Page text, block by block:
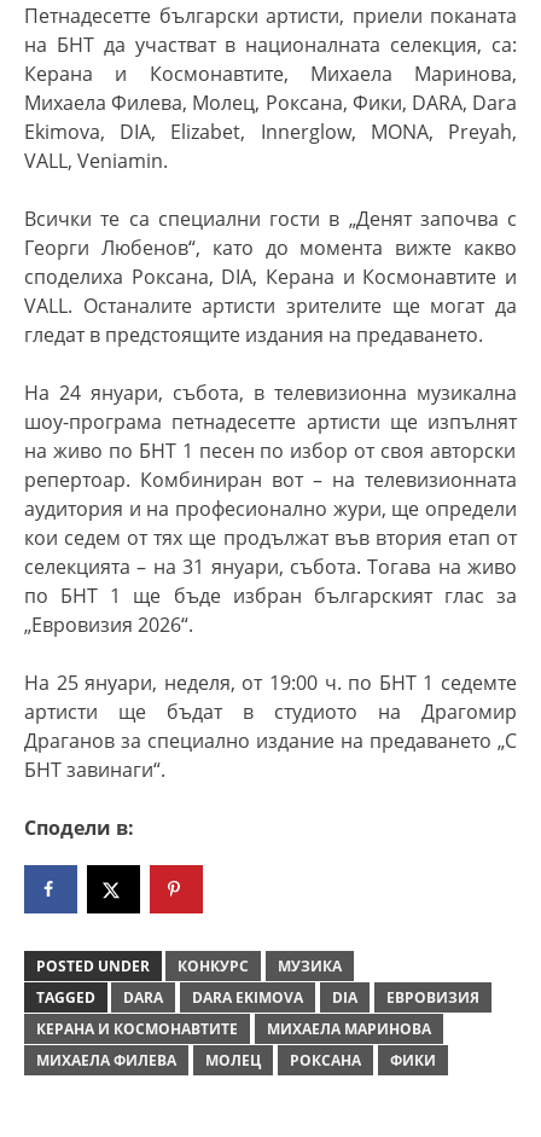
Петнадесетте български артисти, приели поканата
на БНТ да участват в националната селекция, са:
Керана и Космонавтите, Михаела Маринова,
Михаела Филева, Молец, Роксана, Фики, DARA, Dara
Ekimova, DIA, Elizabet, Innerglow, MONA, Preyah,
VALL, Veniamin.
Всички те са специални гости в „Денят започва с
Георги Любенов“, като до момента вижте какво
споделиха Роксана, DIA, Керана и Космонавтите и
VALL. Останалите артисти зрителите ще могат да
гледат в предстоящите издания на предаването.
На 24 януари, събота, в телевизионна музикална
шоу-програма петнадесетте артисти ще изпълнят
на живо по БНТ 1 песен по избор от своя авторски
репертоар. Комбиниран вот – на телевизионната
аудитория и на професионално жури, ще определи
кои седем от тях ще продължат във втория етап от
селекцията – на 31 януари, събота. Тогава на живо
по БНТ 1 ще бъде избран българският глас за
„Евровизия 2026“.
На 25 януари, неделя, от 19:00 ч. по БНТ 1 седемте
артисти ще бъдат в студиото на Драгомир
Драганов за специално издание на предаването „С
БНТ завинаги“.
Сподели в:
POSTED UNDER КОНКУРС
МУЗИКА
TAGGED
DARA DARA EKIMOVA DIA
ЕВРОВИЗИЯ
КЕРАНА И КОСМОНАВТИТЕ
МИХАЕЛА МАРИНОВА
МИХАЕЛА ФИЛЕВА
МОЛЕЦ РОКСАНА ФИКИ